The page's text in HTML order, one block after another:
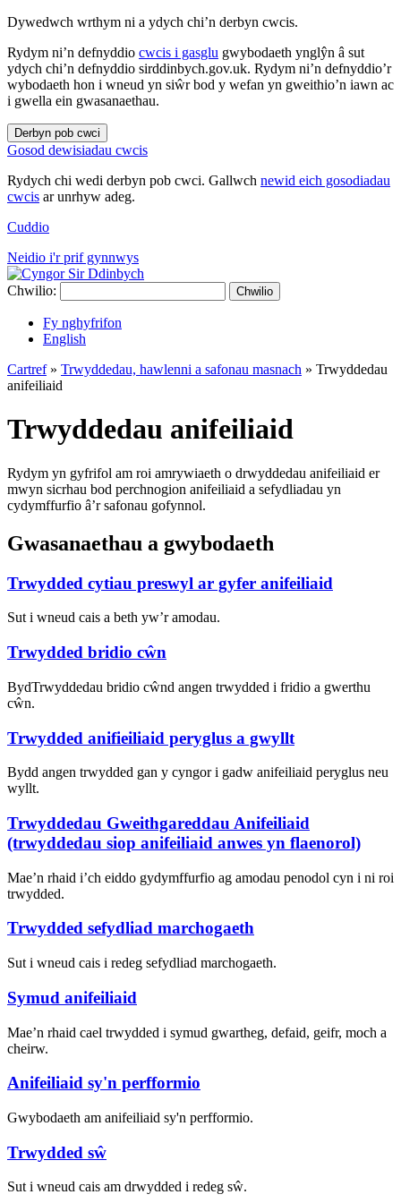
Dywedwch wrthym ni a ydych chi’n derbyn cwcis.
Rydym ni’n defnyddio cwcis i gasglu gwybodaeth ynglŷn â sut
ydych chi’n defnyddio sirddinbych.gov.uk. Rydym ni’n defnyddio’r
wybodaeth hon i wneud yn siŵr bod y wefan yn gweithio’n iawn ac
i gwella ein gwasanaethau.
Derbyn pob cwci
Gosod dewisiadau cwcis
Rydych chi wedi derbyn pob cwci. Gallwch newid eich gosodiadau
cwcis ar unrhyw adeg.
Cuddio
Neidio i'r prif gynnwys
Chwilio: Chwilio
Fy nghyfrifon
English
Cartref» Trwyddedau, hawlenni a safonau masnach » Trwyddedau
anifeiliaid
Trwyddedau anifeiliaid
Rydym yn gyfrifol am roi amrywiaeth o drwyddedau anifeiliaid er
mwyn sicrhau bod perchnogion anifeiliaid a sefydliadau yn
cydymffurfio â’r safonau gofynnol.
Gwasanaethau a gwybodaeth
Trwydded cytiau preswyl ar gyfer anifeiliaid
Sut i wneud cais a beth yw’r amodau.
Trwydded bridio cŵn
BydTrwyddedau bridio cŵnd angen trwydded i fridio a gwerthu
cŵn.
Trwydded anifieiliaid peryglus a gwyllt
Bydd angen trwydded gan y cyngor i gadw anifeiliaid peryglus neu
wyllt.
Trwyddedau Gweithgareddau Anifeiliaid
(trwyddedau siop anifeiliaid anwes yn flaenorol)
Mae’n rhaid i’ch eiddo gydymffurfio ag amodau penodol cyn i ni roi
trwydded.
Trwydded sefydliad marchogaeth
Sut i wneud cais i redeg sefydliad marchogaeth.
Symud anifeiliaid
Mae’n rhaid cael trwydded i symud gwartheg, defaid, geifr, moch a
cheirw.
Anifeiliaid sy'n perfformio
Gwybodaeth am anifeiliaid sy'n perfformio.
Trwydded sŵ
Sut i wneud cais am drwydded i redeg sŵ.